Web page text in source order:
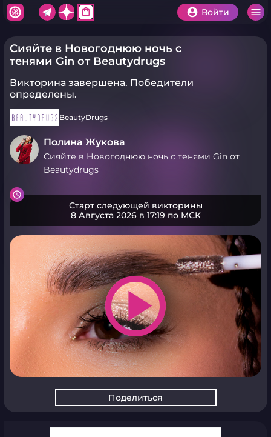
shopping_bag Войти
Сияйте в Новогоднюю ночь с
тенями Gin от Beautydrugs
Викторина завершена. Победители
определены.
BeautyDrugs
Полина Жукова
Сияйте в Новогоднюю ночь с тенями Gin от
Beautydrugs
Старт следующей викторины
8 Августа 2026 в 17:19 по МСК
play_arrow
Поделиться